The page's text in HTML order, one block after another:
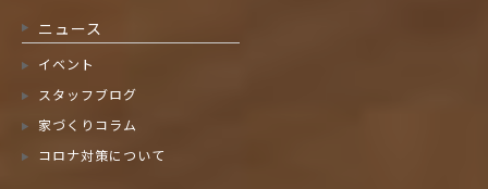
ニュース
イベント
スタッフブログ
家づくりコラム
コロナ対策について